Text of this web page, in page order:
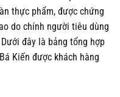
thực phẩm, được chứng
do chính người tiêu dùng
đây là bảng tổng hợp
Kiến được khách hàng